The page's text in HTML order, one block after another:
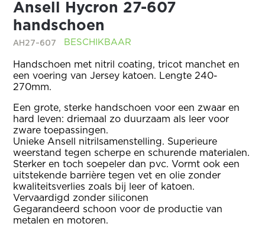
Ansell Hycron 27-607
handschoen
AH27-607 BESCHIKBAAR
Handschoen met nitril coating, tricot manchet en
een voering van Jersey katoen. Lengte 240-
270mm.
Een grote, sterke handschoen voor een zwaar en
hard leven: driemaal zo duurzaam als leer voor
zware toepassingen.
Unieke Ansell nitrilsamenstelling. Superieure
weerstand tegen scherpe en schurende materialen.
Sterker en toch soepeler dan pvc. Vormt ook een
uitstekende barrière tegen vet en olie zonder
kwaliteitsverlies zoals bij leer of katoen.
Vervaardigd zonder siliconen
Gegarandeerd schoon voor de productie van
metalen en motoren.